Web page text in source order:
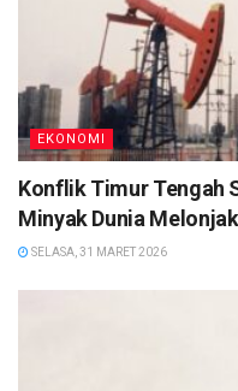
EKONOMI
Konflik Timur Tengah
Minyak Dunia Melonjak
SELASA, 31 MARET 2026